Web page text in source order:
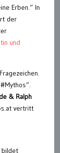
Erben.“ In
der
und
& Ralph
vertritt
bildet